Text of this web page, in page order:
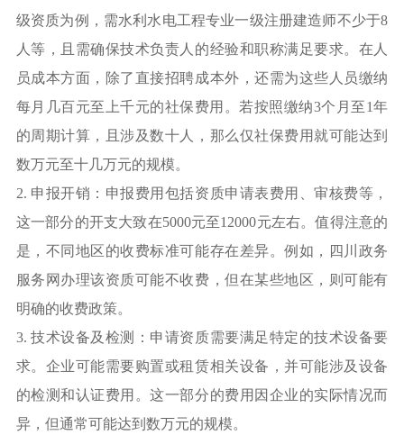
级资质为例，需水利水电工程专业一级注册建造师不少于8
人等，且需确保技术负责人的经验和职称满足要求。在人
员成本方面，除了直接招聘成本外，还需为这些人员缴纳
每月几百元至上千元的社保费用。若按照缴纳3个月至1年
的周期计算，且涉及数十人，那么仅社保费用就可能达到
数万元至十几万元的规模。
2. 申报开销：申报费用包括资质申请表费用、审核费等，
这一部分的开支大致在5000元至12000元左右。值得注意的
是，不同地区的收费标准可能存在差异。例如，四川政务
服务网办理该资质可能不收费，但在某些地区，则可能有
明确的收费政策。
3. 技术设备及检测：申请资质需要满足特定的技术设备要
求。企业可能需要购置或租赁相关设备，并可能涉及设备
的检测和认证费用。这一部分的费用因企业的实际情况而
异，但通常可能达到数万元的规模。